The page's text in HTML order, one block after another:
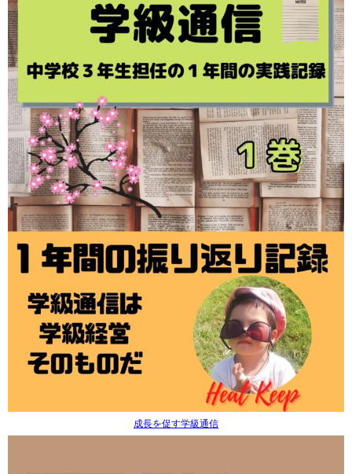
成長を促す学級通信